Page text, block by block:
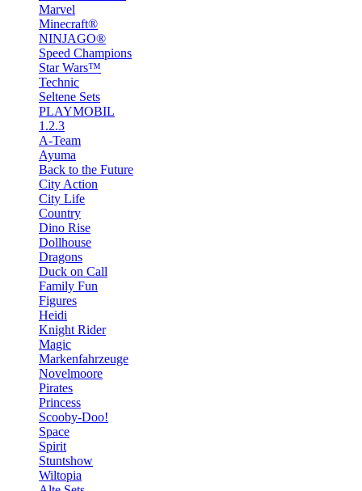
Marvel
Minecraft®
NINJAGO®
Speed Champions
Star Wars™
Technic
Seltene Sets
PLAYMOBIL
1.2.3
A-Team
Ayuma
Back to the Future
City Action
City Life
Country
Dino Rise
Dollhouse
Dragons
Duck on Call
Family Fun
Figures
Heidi
Knight Rider
Magic
Markenfahrzeuge
Novelmoore
Pirates
Princess
Scooby-Doo!
Space
Spirit
Stuntshow
Wiltopia